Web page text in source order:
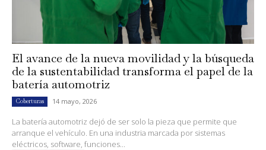
El avance de la nueva movilidad y la búsqueda
de la sustentabilidad transforma el papel de la
batería automotriz
Coberturas 14 mayo, 2026
La batería automotriz dejó de ser solo la pieza que permite que
arranque el vehículo. En una industria marcada por sistemas
eléctricos, software, funciones...